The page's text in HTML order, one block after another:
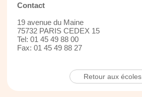
Contact
19 avenue du Maine
75732 PARIS CEDEX 15
Tel: 01 45 49 88 00
Fax: 01 45 49 88 27
Retour aux écoles